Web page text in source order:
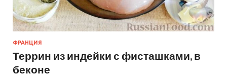
ФРАНЦИЯ
Террин из индейки с фисташками, в
беконе